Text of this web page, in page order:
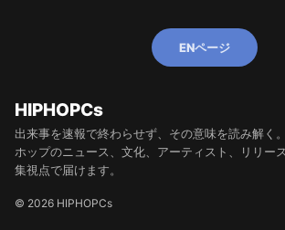
ENページ
HIPHOPCs
出来事を速報で終わらせず、その意味を読み解く
ホップのニュース、文化、アーティスト、リリー
集視点で届けます。
© 2026 HIPHOPCs